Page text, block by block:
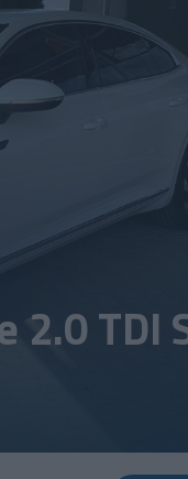
TDI